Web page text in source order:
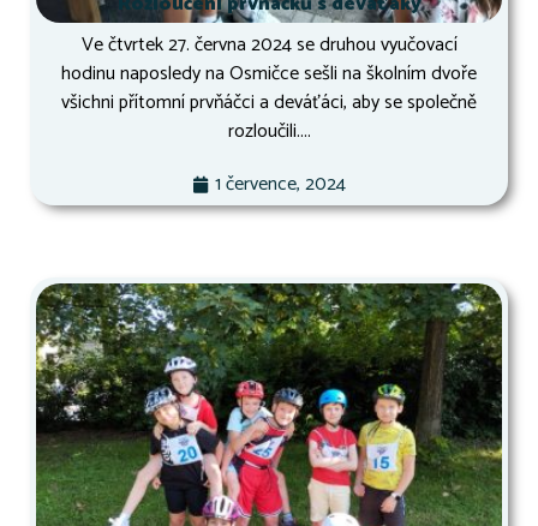
Ve čtvrtek 27. června 2024 se druhou vyučovací
hodinu naposledy na Osmičce sešli na školním dvoře
všichni přítomní prvňáčci a deváťáci, aby se společně
rozloučili....
1 července, 2024